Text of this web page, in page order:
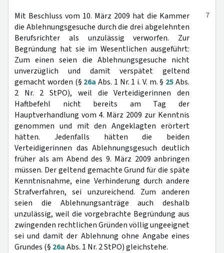
7
Mit Beschluss vom 10. März 2009 hat die Kammer
die Ablehnungsgesuche durch die drei abgelehnten
Berufsrichter als unzulässig verworfen. Zur
Begründung hat sie im Wesentlichen ausgeführt:
Zum einen seien die Ablehnungsgesuche nicht
unverzüglich und damit verspätet geltend
gemacht worden (§ 26a Abs. 1 Nr. 1 i. V. m. § 25Abs.
2 Nr. 2 StPO), weil die Verteidigerinnen den
Haftbefehl nicht bereits am Tag der
Hauptverhandlung vom 4. März 2009 zur Kenntnis
genommen und mit den Angeklagten erörtert
hätten. Jedenfalls hätten die beiden
Verteidigerinnen das Ablehnungsgesuch deutlich
früher als am Abend des 9. März 2009 anbringen
müssen. Der geltend gemachte Grund für die späte
Kenntnisnahme, eine Verhinderung durch andere
Strafverfahren, sei unzureichend. Zum anderen
seien die Ablehnungsanträge auch deshalb
unzulässig, weil die vorgebrachte Begründung aus
zwingenden rechtlichen Gründen völlig ungeeignet
sei und damit der Ablehnung ohne Angabe eines
Grundes (§ 26aAbs. 1 Nr. 2 StPO) gleichstehe.